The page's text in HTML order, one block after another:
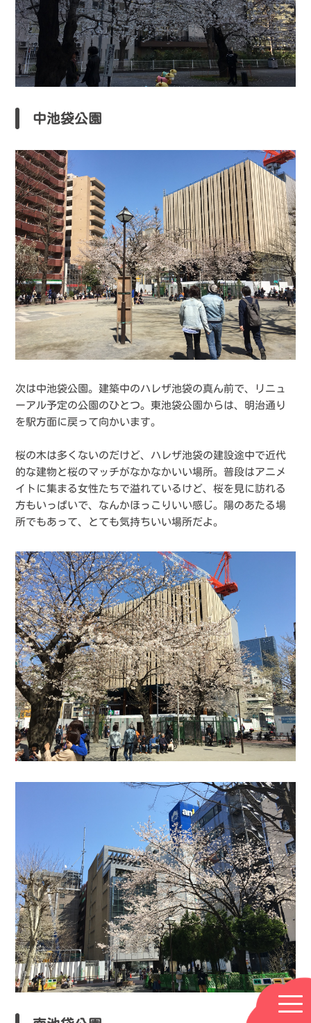
中池袋公園
次は中池袋公園。建築中のハレザ池袋の真ん前で、リニュ
ーアル予定の公園のひとつ。東池袋公園からは、明治通り
を駅方面に戻って向かいます。
桜の木は多くないのだけど、ハレザ池袋の建設途中で近代
的な建物と桜のマッチがなかなかいい場所。普段はアニメ
イトに集まる女性たちで溢れているけど、桜を見に訪れる
方もいっぱいで、なんかほっこりいい感じ。陽のあたる場
所でもあって、とても気持ちいい場所だよ。